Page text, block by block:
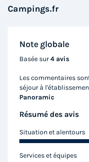
Campings.fr
Note globale
Basée sur4 avis
Les commentaires
séjour à
Panoramic
Résumé des avis
Situation et alentours
Services et équipes